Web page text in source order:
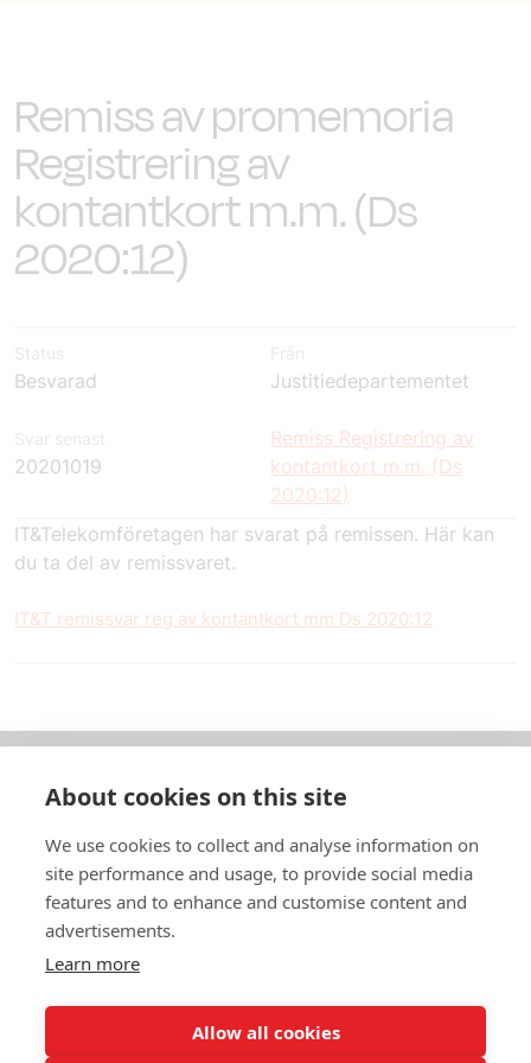
Remiss av promemoria
Registrering av
kontantkort m.m. (Ds
2020:12)
Status
Besvarad
Från
Justitiedepartementet
Svar senast
20201019
Remiss Registrering av
kontantkort m.m. (Ds
2020:12)
IT&Telekomföretagen har svarat på remissen. Här kan
du ta del av remissvaret.
IT&T remissvar reg av kontantkort mm Ds 2020:12
In English
Standardavtal
Snabblänkar
About cookies on this site
We use cookies to collect and analyse information on
site performance and usage, to provide social media
features and to enhance and customise content and
advertisements.
Learn more
Allow all cookies